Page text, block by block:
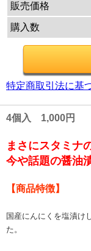
販売価格
購入数
特定商取引法に基
4個入 1,000円
まさにスタミナ
今や話題の醤油
【商品特徴】
国産にんにくを塩漬け
た。